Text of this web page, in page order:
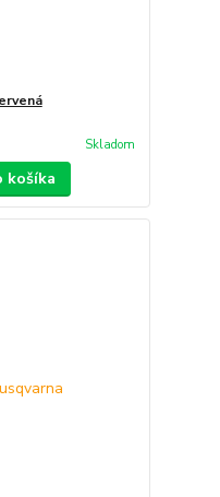
Skladom
košíka